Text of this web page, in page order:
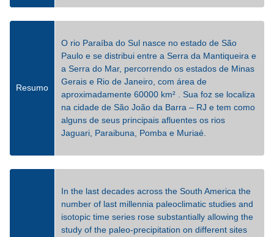
Resumo
O rio Paraíba do Sul nasce no estado de São
Paulo e se distribui entre a Serra da Mantiqueira e
a Serra do Mar, percorrendo os estados de Minas
Gerais e Rio de Janeiro, com área de
aproximadamente 60000 km² . Sua foz se localiza
na cidade de São João da Barra – RJ e tem como
alguns de seus principais afluentes os rios
Jaguari, Paraibuna, Pomba e Muriaé.
In the last decades across the South America the
number of last millennia paleoclimatic studies and
isotopic time series rose substantially allowing the
study of the paleo-precipitation on different sites